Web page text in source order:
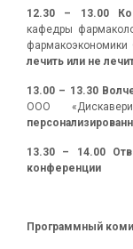
12.30 – 13.00
кафедры
фармакоэкономики
лечить или не
13.00 – 13.30
ООО
13.30 – 14.00
конференции
Программный